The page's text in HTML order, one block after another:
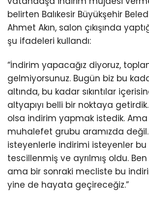
belirten Balıkesir Büyükşehir
Ahmet Akın, salon çıkışında
şu ifadeleri kullandı:
“İndirim yapacağız diyoruz,
gelmiyorsunuz. Bugün biz bu
altında, bu kadar sıkıntılar
altyapıyı belli bir noktaya
olsa indirim yapmak istedik. Ama
muhalefet grubu aramızda değil.
isteyenlerle indirimi isteyenler
tescillenmiş ve ayrılmış oldu.
ama bir sonraki mecliste bu
yine de hayata geçireceğiz.”